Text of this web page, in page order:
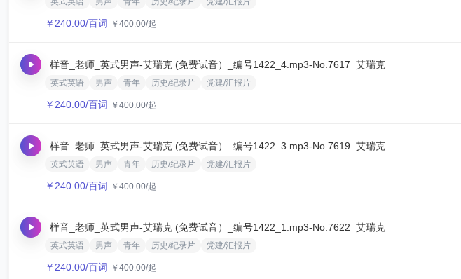
￥ 240.00/百词 ￥ 400.00/起
样音_老师_英式男声-艾瑞克 (免费试音）_编号1422_4.mp3-No.7617 艾瑞克
英式英语 男声 青年 历史/纪录片 党建/汇报片
￥ 240.00/百词 ￥ 400.00/起
样音_老师_英式男声-艾瑞克 (免费试音）_编号1422_3.mp3-No.7619 艾瑞克
英式英语 男声 青年 历史/纪录片 党建/汇报片
￥ 240.00/百词 ￥ 400.00/起
样音_老师_英式男声-艾瑞克 (免费试音）_编号1422_1.mp3-No.7622 艾瑞克
英式英语 男声 青年 历史/纪录片 党建/汇报片
￥ 240.00/百词 ￥ 400.00/起